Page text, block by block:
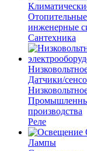
инженерные
Сантехника
Датчики/
производства
Реле
Лампы